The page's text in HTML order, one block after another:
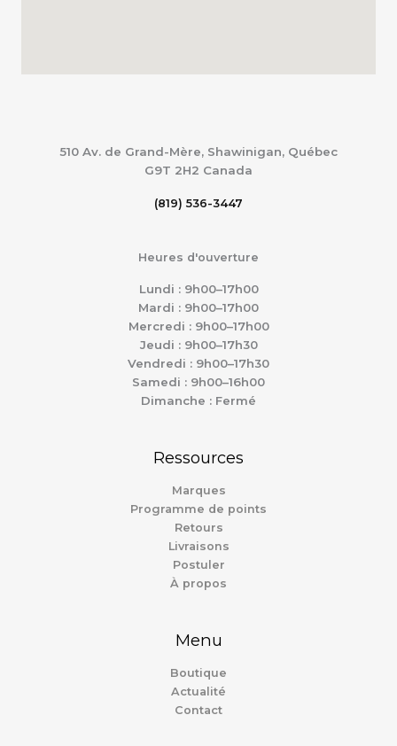
510 Av. de Grand-Mère, Shawinigan, Québec
G9T 2H2 Canada
(819) 536-3447
Heures d'ouverture
Lundi : 9h00–17h00
Mardi : 9h00–17h00
Mercredi : 9h00–17h00
Jeudi : 9h00–17h30
Vendredi : 9h00–17h30
Samedi : 9h00–16h00
Dimanche : Fermé
Ressources
Marques
Programme de points
Retours
Livraisons
Postuler
À propos
Menu
Boutique
Actualité
Contact